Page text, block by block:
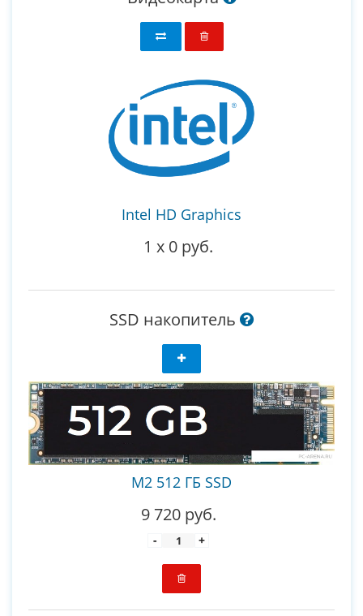
Intel HD Graphics
1 x 0 руб.
SSD накопитель
M2 512 ГБ SSD
9 720 руб.
- +